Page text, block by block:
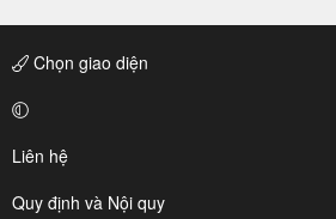
Chọn giao diện
Liên hệ
Quy định và Nội quy